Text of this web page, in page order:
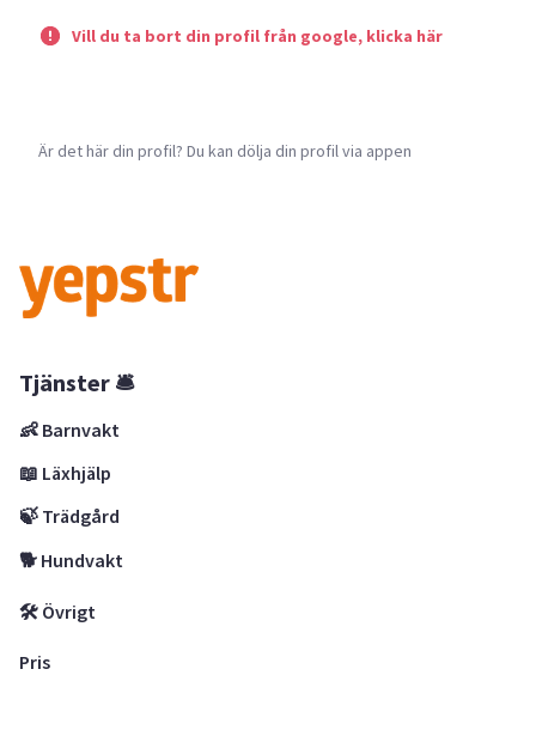
Vill du ta bort din profil från google, klicka här
Är det här din profil? Du kan dölja din profil via appen
Tjänster 🛎
👶 Barnvakt
📖 Läxhjälp
🍃 Trädgård
🐕 Hundvakt
🛠 Övrigt
Pris